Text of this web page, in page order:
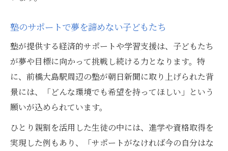
塾のサポートで夢を諦めない子どもたち
塾が提供する経済的サポートや学習支援は、子どもたち
が夢や目標に向かって挑戦し続ける力となります。特
に、前橋大島駅周辺の塾が朝日新聞に取り上げられた背
景には、「どんな環境でも希望を持ってほしい」という
願いが込められています。
ひとり親割を活用した生徒の中には、進学や資格取得を
実現した例もあり、「サポートがなければ今の自分はな